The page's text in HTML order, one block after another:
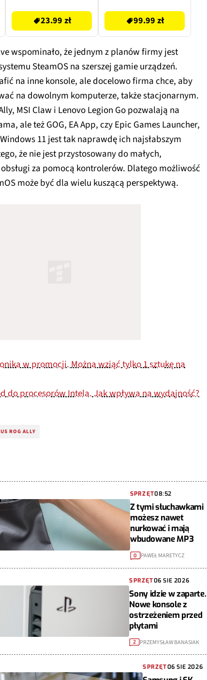
23.99 zł 99.99 zł
wspominało, że jednym z planów firmy jest
SteamOS na szerszej gamie urządzeń.
na inne konsole, ale docelowo firma chce, aby
na dowolnym komputerze, także stacjonarnym.
MSI Claw i Lenovo Legion Go pozwalają na
ale też GOG, EA App, czy Epic Games Launcher,
11 jest tak naprawdę ich najsłabszym
że nie jest przystosowany do małych,
za pomocą kontrolerów. Dlatego możliwość
może być dla wielu kuszącą perspektywą.
w promocji. Można wziąć tylko 1 sztukę na
do procesorów Intela. Jak wpływa na wydajność?
ROG ALLY
SPRZĘT08:52
Z tymi słuchawkami
możesz nawet
nurkować i mają
wbudowane MP3
0 PAWEŁ MARETYCZ
SPRZĘT06 SIE 2026
Sony idzie w zaparte.
Nowe konsole z
ostrzeżeniem przed
płytami
2 PRZEMYSŁAW BANASIAK
SPRZĘT06 SIE 2026